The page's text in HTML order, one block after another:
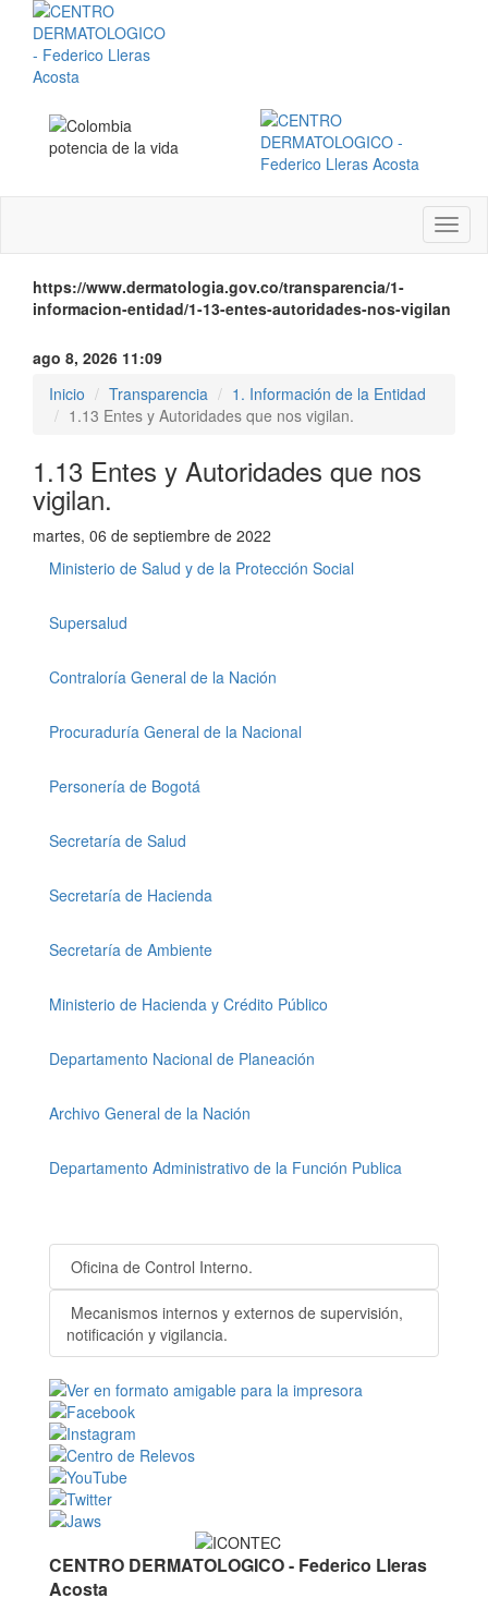
Menú
https://www.dermatologia.gov.co/transparencia/1-
informacion-entidad/1-13-entes-autoridades-nos-vigilan
ago 8, 2026 11:09
Inicio
Transparencia
1. Información de la Entidad
1.13 Entes y Autoridades que nos vigilan.
1.13 Entes y Autoridades que nos
vigilan.
martes, 06 de septiembre de 2022
Ministerio de Salud y de la Protección Social
Supersalud
Contraloría General de la Nación
Procuraduría General de la Nacional
Personería de Bogotá
Secretaría de Salud
Secretaría de Hacienda
Secretaría de Ambiente
Ministerio de Hacienda y Crédito Público
Departamento Nacional de Planeación
Archivo General de la Nación
Departamento Administrativo de la Función Publica
Oficina de Control Interno.
Mecanismos internos y externos de supervisión,
notificación y vigilancia.
CENTRO DERMATOLOGICO - Federico Lleras
Acosta